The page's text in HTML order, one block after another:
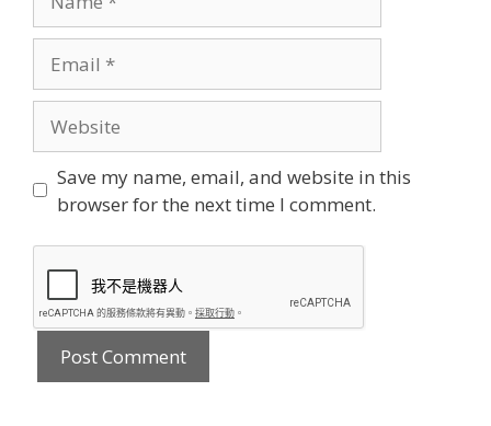
Save my name, email, and website in this
browser for the next time I comment.